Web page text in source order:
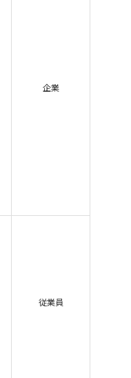
企業
従業員